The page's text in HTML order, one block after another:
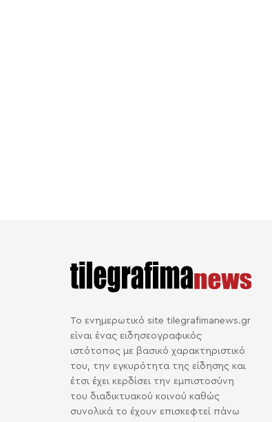
Το ενημερωτικό site tilegrafimanews.gr
είναι ένας ειδησεογραφικός
ιστότοπος με βασικό χαρακτηριστικό
του, την εγκυρότητα της είδησης και
έτσι έχει κερδίσει την εμπιστοσύνη
του διαδικτυακού κοινού καθώς
συνολικά το έχουν επισκεφτεί πάνω